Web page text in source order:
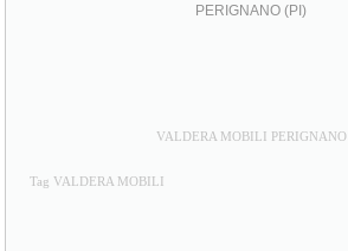
PERIGNANO (PI)
VALDERA MOBILI PERIGNANO
Tag VALDERA MOBILI